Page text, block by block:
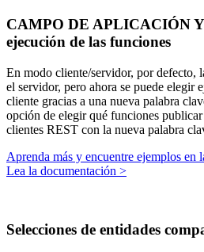
CAMPO DE APLICACIÓN
ejecución de las funciones
En modo cliente/servidor, por defecto,
el servidor, pero ahora se puede elegir
cliente gracias a una nueva palabra
opción de elegir qué funciones
clientes REST con la nueva palabra
Aprenda más y encuentre ejemplos en
Lea la documentación >
Selecciones de entidades